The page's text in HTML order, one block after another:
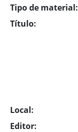
Tipo de material:
Título:
Local:
Editor: